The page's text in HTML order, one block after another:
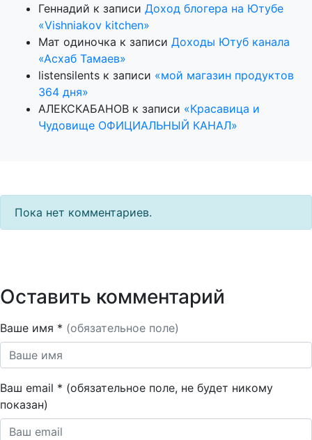
Геннадий к записи Доход блогера на Ютубе
«Vishniakov kitchen»
Мат одиночка к записи Доходы Ютуб канала
«Асхаб Тамаев»
listensilents к записи «мой магазин продуктов
364 дня»
АЛЕКСКАБАНОВ к записи «Красавица и
Чудовище ОФИЦИАЛЬНЫЙ КАНАЛ»
Пока нет комментариев.
Оставить комментарий
Ваше имя * (обязательное поле)
Ваш email * (обязательное поле, не будет никому
показан)